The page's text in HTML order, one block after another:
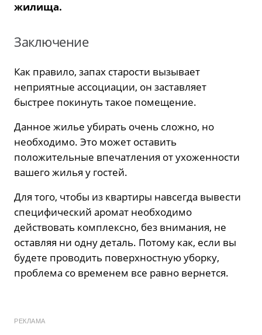
жилища.
Заключение
Как правило, запах старости вызывает
неприятные ассоциации, он заставляет
быстрее покинуть такое помещение.
Данное жилье убирать очень сложно, но
необходимо. Это может оставить
положительные впечатления от ухоженности
вашего жилья у гостей.
Для того, чтобы из квартиры навсегда вывести
специфический аромат необходимо
действовать комплексно, без внимания, не
оставляя ни одну деталь. Потому как, если вы
будете проводить поверхностную уборку,
проблема со временем все равно вернется.
РЕКЛАМА